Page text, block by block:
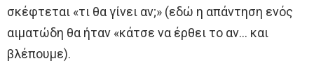
σκέφτεται «τι θα γίνει αν;» (εδώ η απάντηση ενός
αιματώδη θα ήταν «κάτσε να έρθει το αν… και
βλέπουμε).